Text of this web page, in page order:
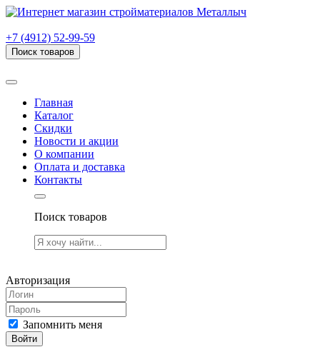
+7 (4912) 52-99-59
Поиск товаров
Главная
Каталог
Скидки
Новости и акции
О компании
Оплата и доставка
Контакты
Поиск товаров
Авторизация
Запомнить меня
Войти